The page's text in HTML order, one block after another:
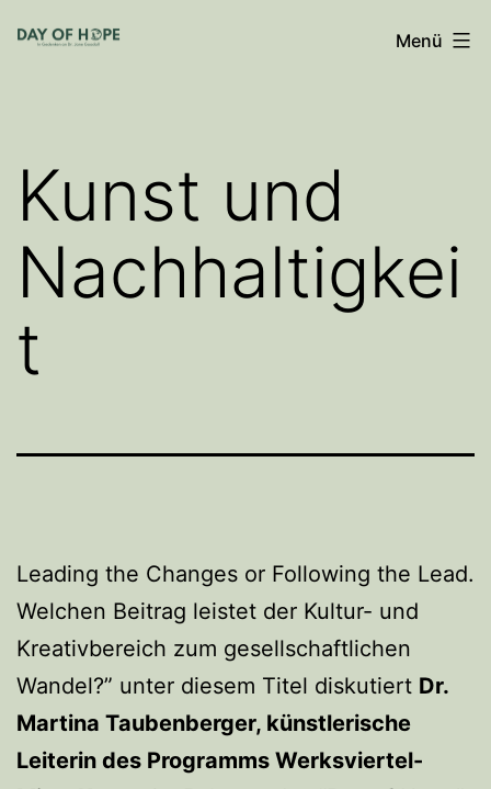
Inhalt
Menü
Kunst und
Nachhaltigkei
t
Leading the Changes or Following the Lead.
Welchen Beitrag leistet der Kultur- und
Kreativbereich zum gesellschaftlichen
Wandel?” unter diesem Titel diskutiert Dr.
Martina Taubenberger, künstlerische
Leiterin des Programms Werksviertel-